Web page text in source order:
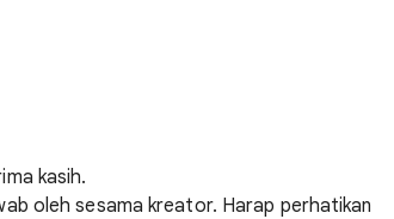
kasih.
oleh sesama kreator. Harap perhatikan